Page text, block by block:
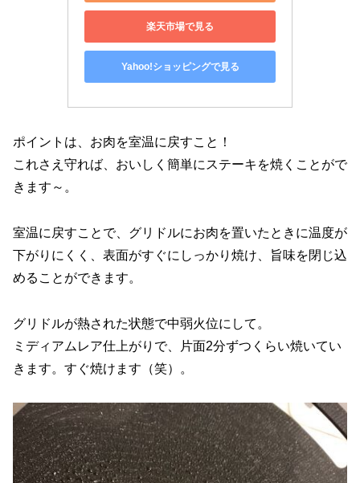
楽天市場で見る
Yahoo!ショッピングで見る
ポイントは、お肉を室温に戻すこと！
これさえ守れば、おいしく簡単にステーキを焼くことがで
きます～。
室温に戻すことで、グリドルにお肉を置いたときに温度が
下がりにくく、表面がすぐにしっかり焼け、旨味を閉じ込
めることができます。
グリドルが熱された状態で中弱火位にして。
ミディアムレア仕上がりで、片面2分ずつくらい焼いてい
きます。すぐ焼けます（笑）。